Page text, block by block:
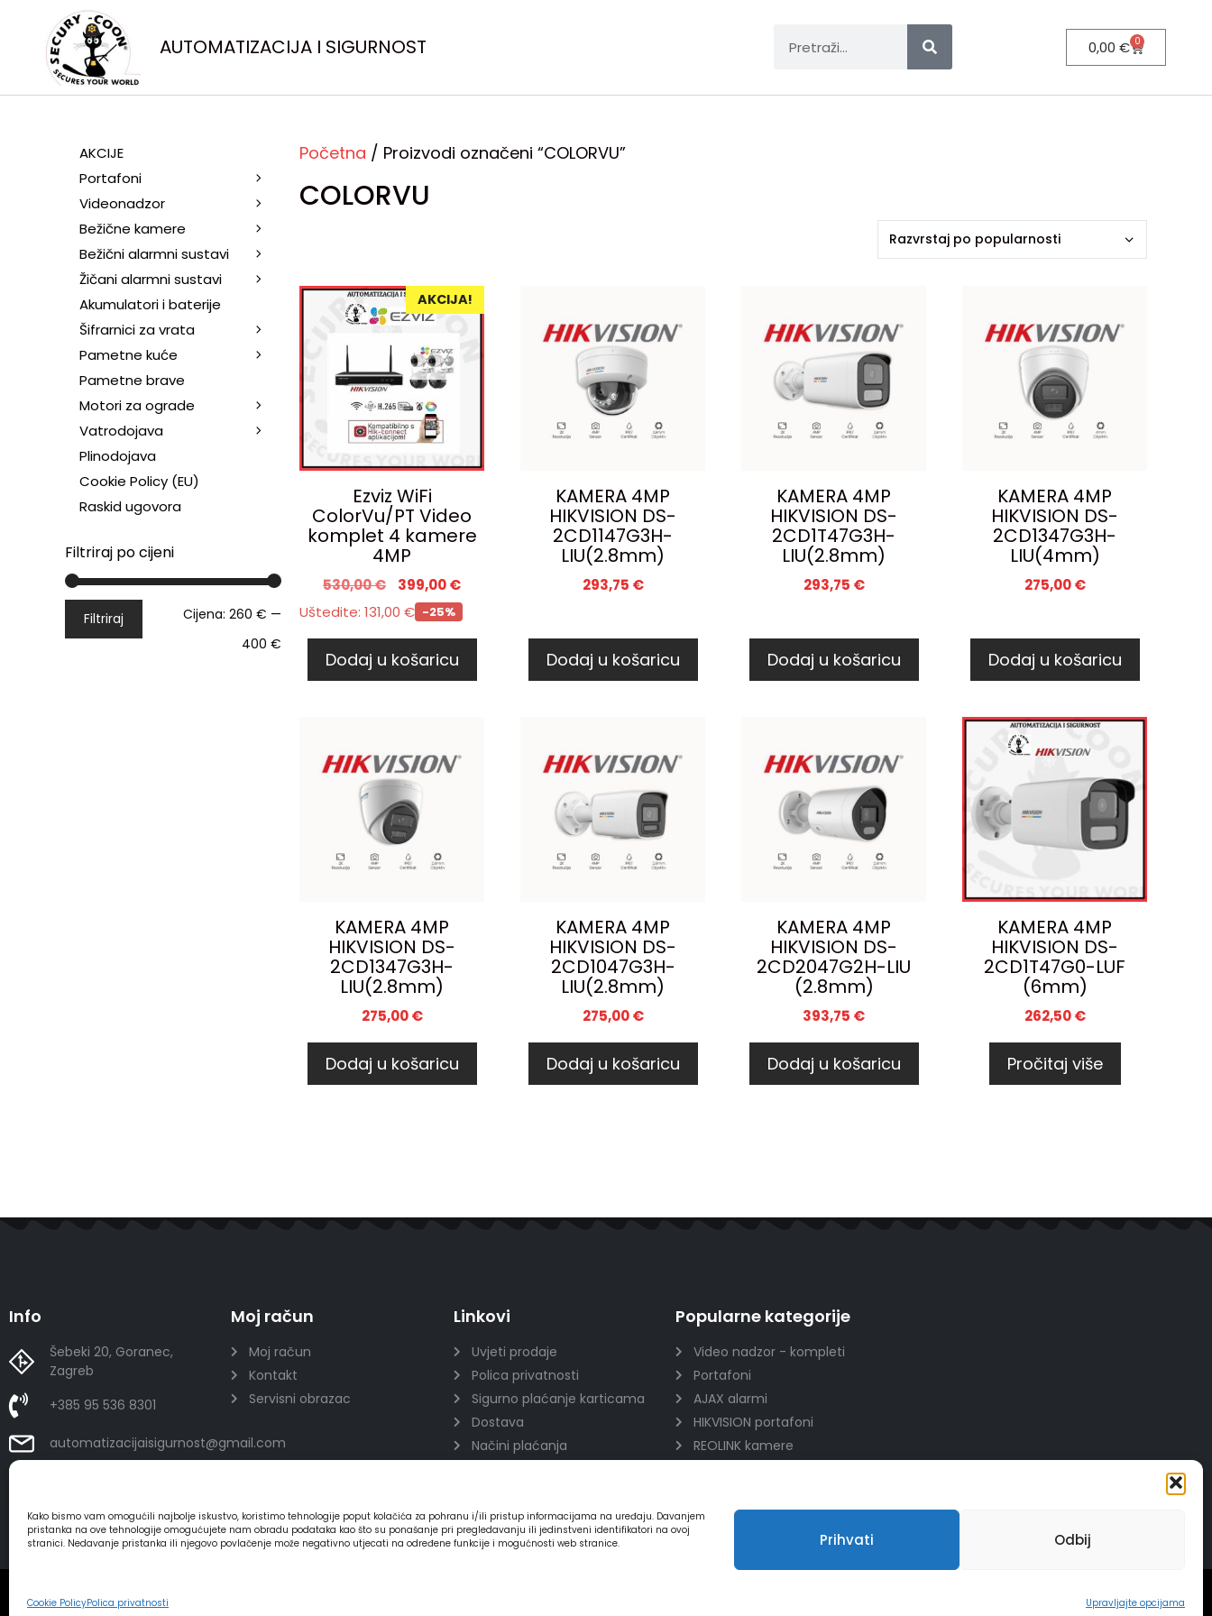
Kako bismo vam omogućili najbolje iskustvo, koristimo tehnologije poput kolačića za pohranu i/ili pristup informacijama na uređaju. Davanjem
pristanka na ove tehnologije omogućujete nam obradu podataka kao što su ponašanje pri pregledavanju ili jedinstveni identifikatori na ovoj
stranici. Nedavanje pristanka ili njegovo povlačenje može negativno utjecati na određene funkcije i mogućnosti web stranice.
Upravljajte opcijama
Prihvati Odbij
Cookie PolicyPolica privatnosti
AUTOMATIZACIJA I SIGURNOST 0,00€ 0
Početna / Proizvodi označeni “COLORVU”
COLORVU
AKCIJA!
Ezviz WiFi
ColorVu/PT Video
komplet 4 kamere
4MP
530,00€ 399,00€
Uštedite: 131,00 € -25%
Dodaj u košaricu
KAMERA 4MP
HIKVISION DS-
2CD1147G3H-
LIU(2.8mm)
293,75 €
Dodaj u košaricu
KAMERA 4MP
HIKVISION DS-
2CD1T47G3H-
LIU(2.8mm)
293,75 €
Dodaj u košaricu
KAMERA 4MP
HIKVISION DS-
2CD1347G3H-
LIU(4mm)
275,00€
Dodaj u košaricu
KAMERA 4MP
HIKVISION DS-
2CD1347G3H-
LIU(2.8mm)
275,00€
Dodaj u košaricu
KAMERA 4MP
HIKVISION DS-
2CD1047G3H-
LIU(2.8mm)
275,00€
Dodaj u košaricu
KAMERA 4MP
HIKVISION DS-
2CD2047G2H-LIU
(2.8mm)
393,75 €
Dodaj u košaricu
KAMERA 4MP
HIKVISION DS-
2CD1T47G0-LUF
(6mm)
262,50€
Pročitaj više
AKCIJE
Portafoni
Videonadzor
Bežične kamere
Bežični alarmni sustavi
Žičani alarmni sustavi
Akumulatori i baterije
Šifrarnici za vrata
Pametne kuće
Pametne brave
Motori za ograde
Vatrodojava
Plinodojava
Cookie Policy (EU)
Raskid ugovora
Filtriraj po cijeni
Filtriraj Cijena: 260 € —
400 €
Info
Šebeki 20, Goranec,
Zagreb
+385 95 536 8301
automatizacijaisigurnost@gmail.com
Moj račun
Moj račun
Kontakt
Servisni obrazac
Linkovi
Uvjeti prodaje
Polica privatnosti
Sigurno plaćanje karticama
Dostava
Načini plaćanja
Popularne kategorije
Video nadzor - kompleti
Portafoni
AJAX alarmi
HIKVISION portafoni
REOLINK kamere
2025 - Automatizacija i sigurnost INSERTIOWEB